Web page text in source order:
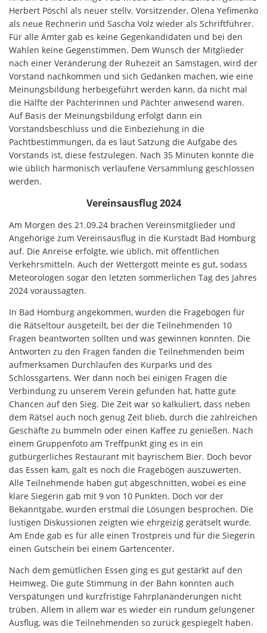
Herbert Pöschl als neuer stellv. Vorsitzender, Olena Yefimenko
als neue Rechnerin und Sascha Volz wieder als Schriftführer.
Für alle Ämter gab es keine Gegenkandidaten und bei den
Wahlen keine Gegenstimmen. Dem Wunsch der Mitglieder
nach einer Veränderung der Ruhezeit an Samstagen, wird der
Vorstand nachkommen und sich Gedanken machen, wie eine
Meinungsbildung herbeigeführt werden kann, da nicht mal
die Hälfte der Pächterinnen und Pächter anwesend waren.
Auf Basis der Meinungsbildung erfolgt dann ein
Vorstandsbeschluss und die Einbeziehung in die
Pachtbestimmungen, da es laut Satzung die Aufgabe des
Vorstands ist, diese festzulegen. Nach 35 Minuten konnte die
wie üblich harmonisch verlaufene Versammlung geschlossen
werden.
Vereinsausflug 2024
Am Morgen des 21.09.24 brachen Vereinsmitglieder und
Angehörige zum Vereinsausflug in die Kurstadt Bad Homburg
auf. Die Anreise erfolgte, wie üblich, mit öffentlichen
Verkehrsmitteln. Auch der Wettergott meinte es gut, sodass
Meteorologen sogar den letzten sommerlichen Tag des Jahres
2024 voraussagten.
In Bad Homburg angekommen, wurden die Fragebögen für
die Rätseltour ausgeteilt, bei der die Teilnehmenden 10
Fragen beantworten sollten und was gewinnen konnten. Die
Antworten zu den Fragen fanden die Teilnehmenden beim
aufmerksamen Durchlaufen des Kurparks und des
Schlossgartens. Wer dann noch bei einigen Fragen die
Verbindung zu unserem Verein gefunden hat, hatte gute
Chancen auf den Sieg. Die Zeit war so kalkuliert, dass neben
dem Rätsel auch noch genug Zeit blieb, durch die zahlreichen
Geschäfte zu bummeln oder einen Kaffee zu genießen. Nach
einem Gruppenfoto am Treffpunkt ging es in ein
gutbürgerliches Restaurant mit bayrischem Bier. Doch bevor
das Essen kam, galt es noch die Fragebögen auszuwerten.
Alle Teilnehmende haben gut abgeschnitten, wobei es eine
klare Siegerin gab mit 9 von 10 Punkten. Doch vor der
Bekanntgabe, wurden erstmal die Lösungen besprochen. Die
lustigen Diskussionen zeigten wie ehrgeizig gerätselt wurde.
Am Ende gab es für alle einen Trostpreis und für die Siegerin
einen Gutschein bei einem Gartencenter.
Nach dem gemütlichen Essen ging es gut gestärkt auf den
Heimweg. Die gute Stimmung in der Bahn konnten auch
Verspätungen und kurzfristige Fahrplanänderungen nicht
trüben. Allem in allem war es wieder ein rundum gelungener
Ausflug, was die Teilnehmenden so zurück gespiegelt haben.